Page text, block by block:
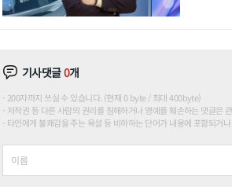
기사댓글0개
200자까지 쓰실 수 있습니다. (현재 0 byte / 최대 400byte)
저작권 등 다른 사람의 권리를 침해하거나 명예를 훼손하는 댓글은
타인에게 불쾌감을 주는 욕설 등 비하하는 단어가 내용에 포함되거